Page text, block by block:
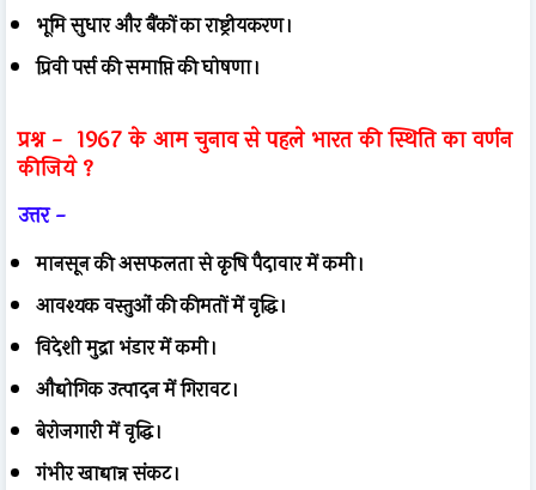
भूमि सुधार और बैंकों का राष्ट्रीयकरण।
प्रिवी पर्स की समाप्ति की घोषणा।
प्रश्न - 1967 के आम चुनाव से पहले भारत की स्थिति का वर्णन
कीजिये ?
उत्तर -
मानसून की असफलता से कृषि पैदावार में कमी।
आवश्यक वस्तुओं की कीमतों में वृद्धि।
विदेशी मुद्रा भंडार में कमी।
औद्योगिक उत्पादन में गिरावट।
बेरोजगारी में वृद्धि।
गंभीर खाद्यान्न संकट।